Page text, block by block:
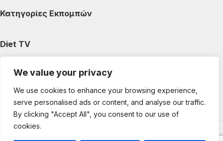
We value your privacy
We use cookies to enhance your browsing experience,
serve personalised ads or content, and analyse our traffic.
By clicking "Accept All", you consent to our use of
cookies.
Κατηγορίες Εκπομπών
Diet TV
Κατηγορίες Άρθρων
Ακολουθήστε μας
Copyright © 2025 DietTV. All Rights Reserved.
development by web-idea.gr